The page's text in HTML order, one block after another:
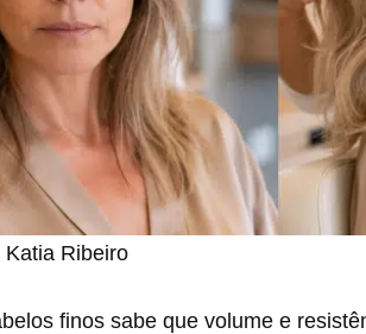
Ribeiro
finos sabe que volume e